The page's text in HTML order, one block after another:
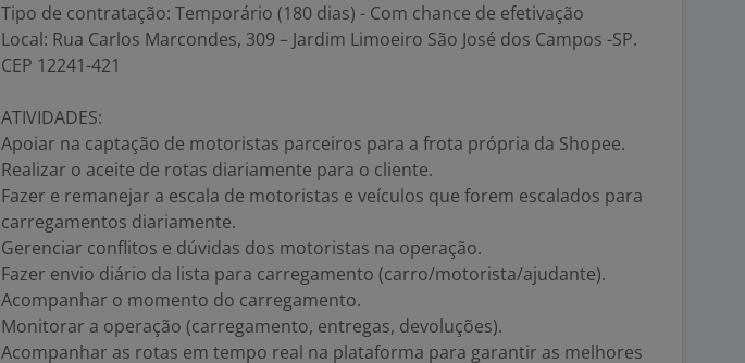
Tipo de contratação: Temporário (180 dias) - Com chance de efetivação
Local: Rua Carlos Marcondes, 309 – Jardim Limoeiro São José dos Campos -SP.
CEP 12241-421
ATIVIDADES:
Apoiar na captação de motoristas parceiros para a frota própria da Shopee.
Realizar o aceite de rotas diariamente para o cliente.
Fazer e remanejar a escala de motoristas e veículos que forem escalados para
carregamentos diariamente.
Gerenciar conflitos e dúvidas dos motoristas na operação.
Fazer envio diário da lista para carregamento (carro/motorista/ajudante).
Acompanhar o momento do carregamento.
Monitorar a operação (carregamento, entregas, devoluções).
Acompanhar as rotas em tempo real na plataforma para garantir as melhores